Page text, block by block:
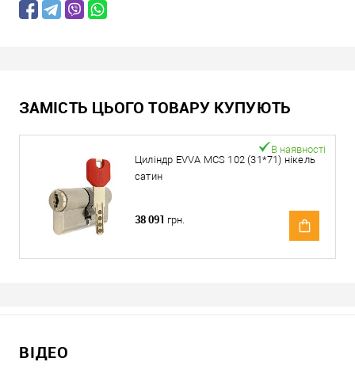
ЗАМІСТЬ ЦЬОГО ТОВАРУ КУПУЮТЬ
Циліндр EVVA MCS 102 (31*71) нікель
сатин
В наявності
38 091 грн.
ВІДЕО